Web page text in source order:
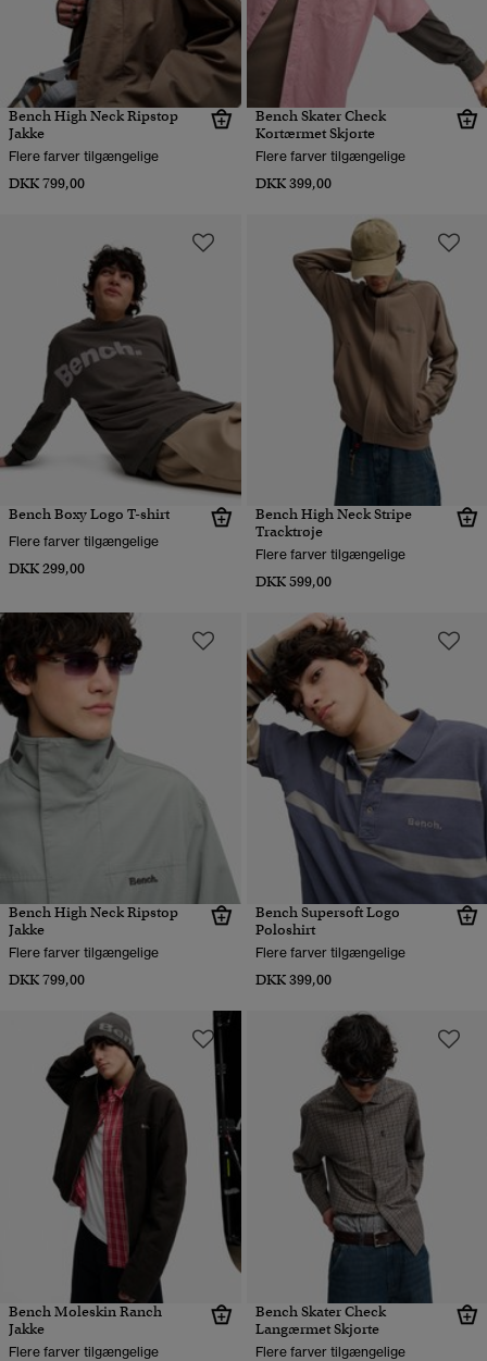
Bench High Neck Ripstop
Jakke
Flere farver tilgængelige
DKK 799,00
Bench Skater Check
Kortærmet Skjorte
Flere farver tilgængelige
DKK 399,00
Bench Boxy Logo T-shirt
Flere farver tilgængelige
DKK 299,00
Bench High Neck Stripe
Tracktrøje
Flere farver tilgængelige
DKK 599,00
Bench High Neck Ripstop
Jakke
Flere farver tilgængelige
DKK 799,00
Bench Supersoft Logo
Poloshirt
Flere farver tilgængelige
DKK 399,00
Bench Moleskin Ranch
Jakke
Flere farver tilgængelige
Bench Skater Check
Langærmet Skjorte
Flere farver tilgængelige